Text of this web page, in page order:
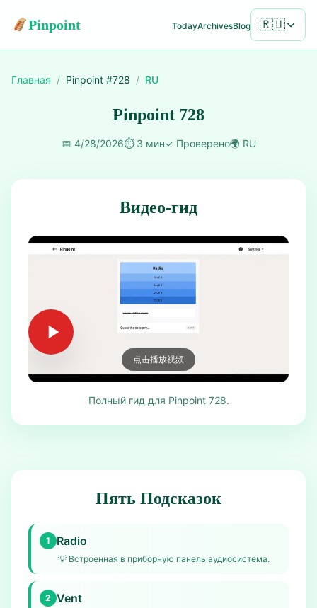
Pinpoint TodayArchivesBlog 🇷🇺
Главная / Pinpoint #728 / RU
Pinpoint 728
📅 4/28/2026⏱️ 3 мин✓ Проверено🌍 RU
Видео-гид
点击播放视频
Полный гид для Pinpoint 728.
Пять Подсказок
1 Radio
💡 Встроенная в приборную панель аудиосистема.
2 Vent